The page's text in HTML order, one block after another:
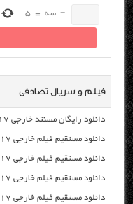
− سه =
5
فیلم و سریال تصادفی
دانلود رایگان مسنتد خارجی Britney Ever After 2017 با لینک مستقیم
دانلود مستقیم فیلم خارجی OK Jaanu 2017 از سرور سایت
دانلود مستقیم فیلم خارجی John Wick: Chapter 2 2017 از سرور سایت
دانلود مستقیم فیلم خارجی Cross Wars 2017 از سرور سایت
دانلود مستقیم فیلم خارجی Fifty Shades Darker 2017 از سرور سایت